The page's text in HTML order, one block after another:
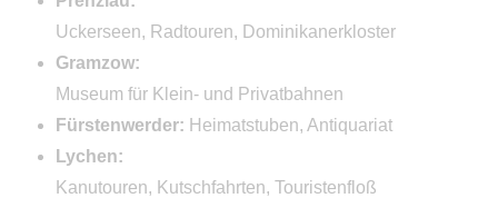
Fläming
Potsdam
Havelland
Aktivitäten
Radwandern / Radfahren
Uckerseen, Radtouren, Dominikanerkloster
Gramzow:
Museum für Klein- und Privatbahnen
Fürstenwerder: Heimatstuben, Antiquariat
Lychen:
Kanutouren, Kutschfahrten, Touristenfloß